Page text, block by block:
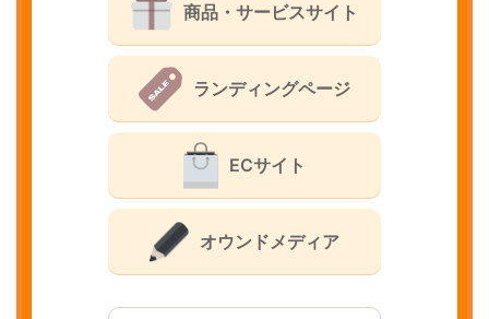
商品・サービスサイト
ランディングページ
ECサイト
オウンドメディア